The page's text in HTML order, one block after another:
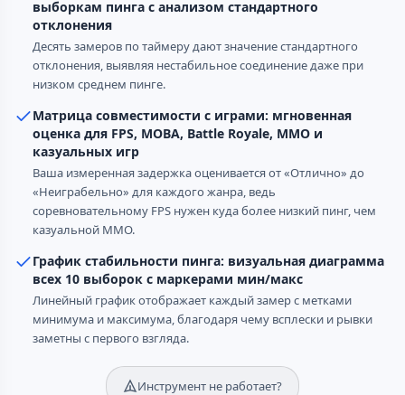
выборкам пинга с анализом стандартного
отклонения
Десять замеров по таймеру дают значение стандартного
отклонения, выявляя нестабильное соединение даже при
низком среднем пинге.
Матрица совместимости с играми: мгновенная
оценка для FPS, MOBA, Battle Royale, MMO и
казуальных игр
Ваша измеренная задержка оценивается от «Отлично» до
«Неиграбельно» для каждого жанра, ведь
соревновательному FPS нужен куда более низкий пинг, чем
казуальной MMO.
График стабильности пинга: визуальная диаграмма
всех 10 выборок с маркерами мин/макс
Линейный график отображает каждый замер с метками
минимума и максимума, благодаря чему всплески и рывки
заметны с первого взгляда.
Инструмент не работает?